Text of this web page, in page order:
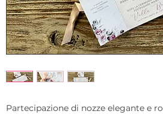
Partecipazione di nozze elegante e